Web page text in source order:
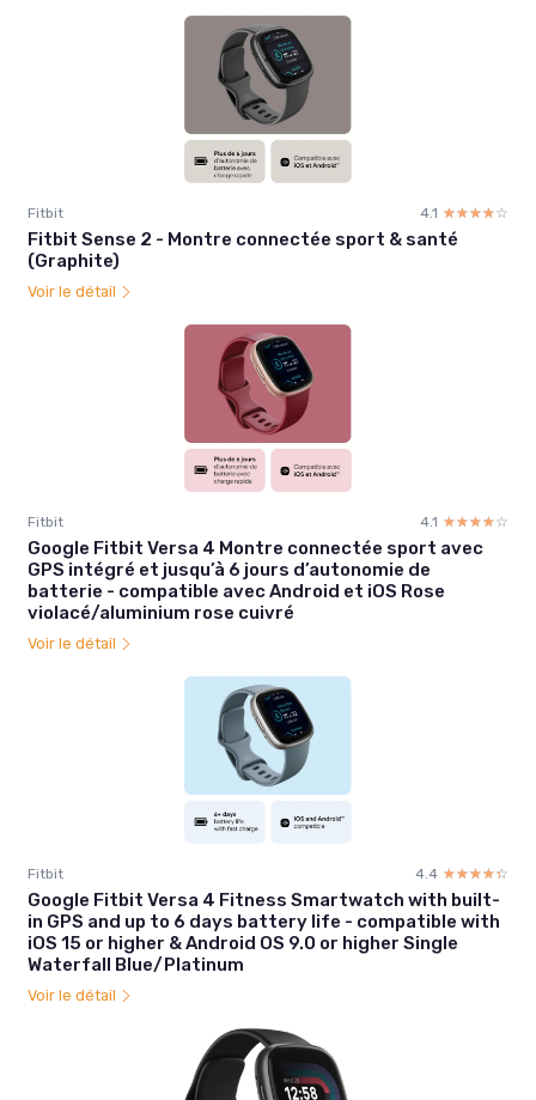
Fitbit 4.1 ☆☆☆☆☆
★★★★★
Fitbit Sense 2 - Montre connectée sport & santé
(Graphite)
Voir le détail
Fitbit 4.1 ☆☆☆☆☆
★★★★★
Google Fitbit Versa 4 Montre connectée sport avec
GPS intégré et jusqu’à 6 jours d’autonomie de
batterie - compatible avec Android et iOS Rose
violacé/aluminium rose cuivré
Voir le détail
Fitbit 4.4 ☆☆☆☆☆
★★★★★
Google Fitbit Versa 4 Fitness Smartwatch with built-
in GPS and up to 6 days battery life - compatible with
iOS 15 or higher & Android OS 9.0 or higher Single
Waterfall Blue/Platinum
Voir le détail